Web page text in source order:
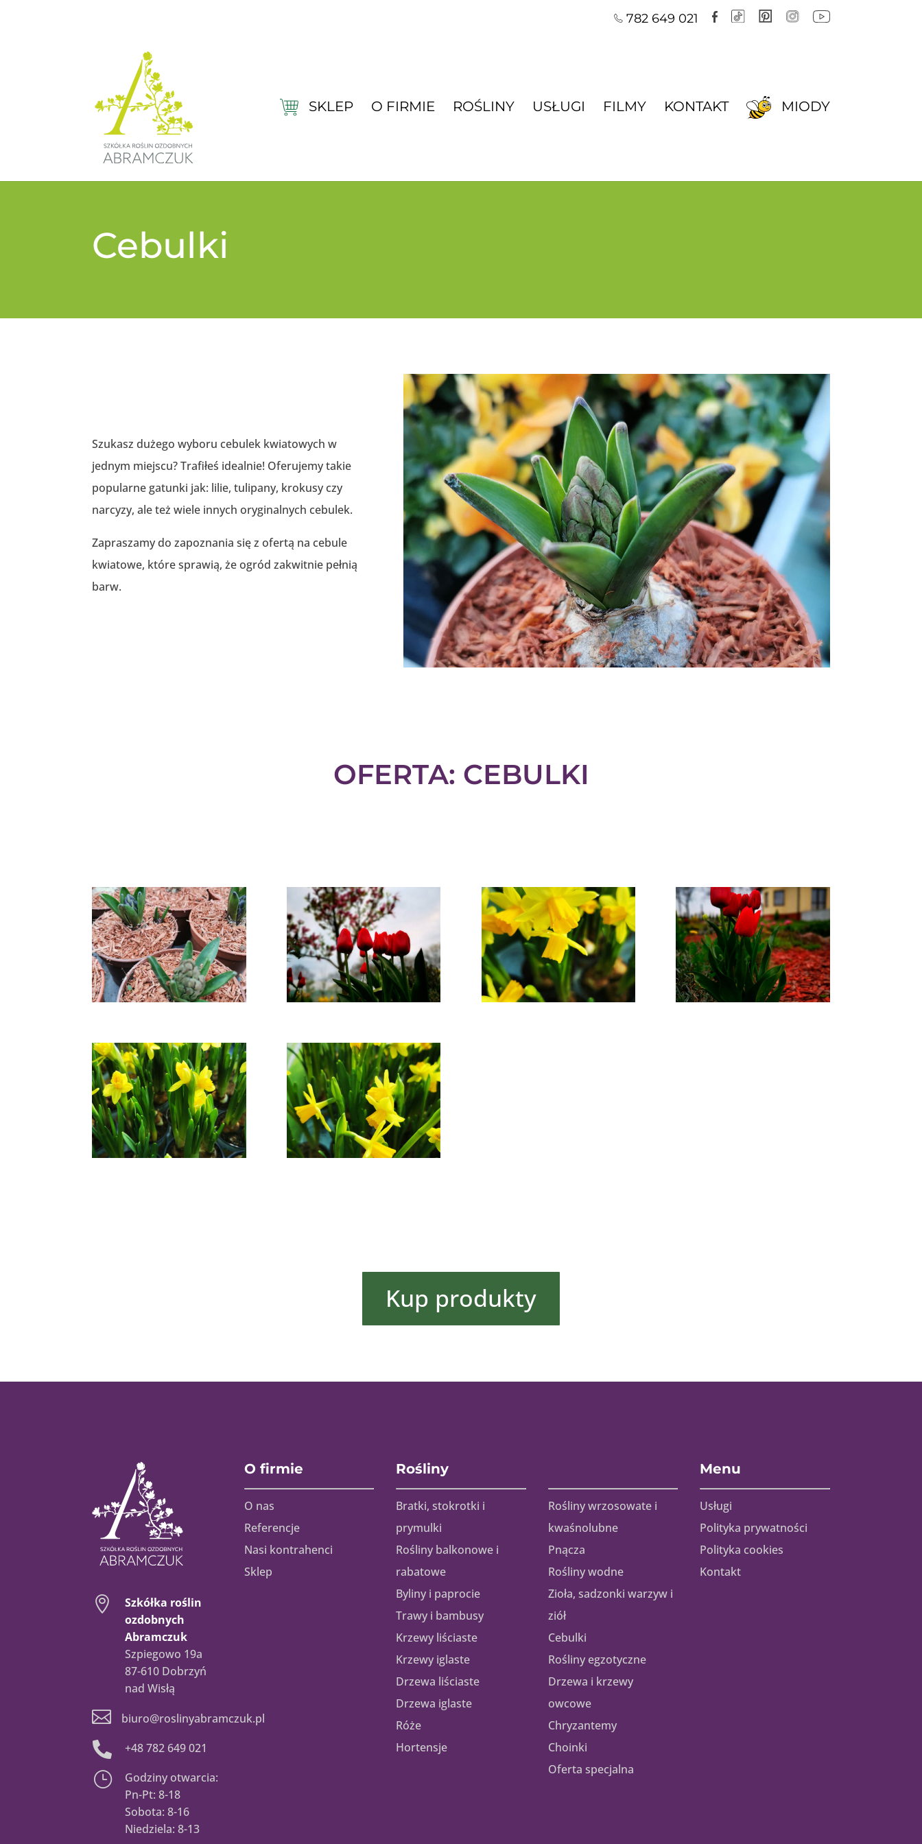
782 649 021
SKLEP O FIRMIE ROŚLINY USŁUGI FILMY KONTAKT MIODY
Cebulki
Szukasz dużego wyboru cebulek kwiatowych w
jednym miejscu? Trafiłeś idealnie! Oferujemy takie
popularne gatunki jak: lilie, tulipany, krokusy czy
narcyzy, ale też wiele innych oryginalnych cebulek.
Zapraszamy do zapoznania się z ofertą na cebule
kwiatowe, które sprawią, że ogród zakwitnie pełnią
barw.
OFERTA: CEBULKI
Kup produkty

Szkółka roślin
ozdobnych
Abramczuk
Szpiegowo 19a
87-610 Dobrzyń
nad Wisłą
 biuro@roslinyabramczuk.pl
 +48 782 649 021
}
Godziny otwarcia:
Pn-Pt: 8-18
Sobota: 8-16
Niedziela: 8-13
O firmie
O nas
Referencje
Nasi kontrahenci
Sklep
Rośliny
Bratki, stokrotki i
prymulki
Rośliny balkonowe i
rabatowe
Byliny i paprocie
Trawy i bambusy
Krzewy liściaste
Krzewy iglaste
Drzewa liściaste
Drzewa iglaste
Róże
Hortensje
Rośliny wrzosowate i
kwaśnolubne
Pnącza
Rośliny wodne
Zioła, sadzonki warzyw i
ziół
Cebulki
Rośliny egzotyczne
Drzewa i krzewy
owcowe
Chryzantemy
Choinki
Oferta specjalna
Menu
Usługi
Polityka prywatności
Polityka cookies
Kontakt